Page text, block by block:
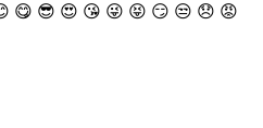
😋 😎 😍 😘 😜 😝 😏 😒 😞 😡